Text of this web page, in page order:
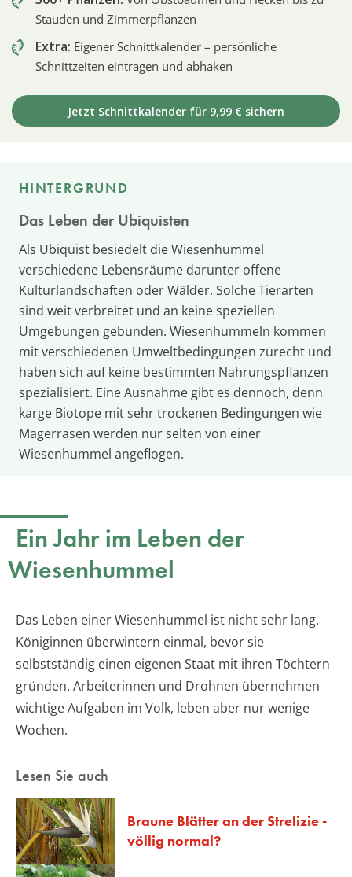
Stauden und Zimmerpflanzen
Extra: Eigener Schnittkalender – persönliche
Schnittzeiten eintragen und abhaken
Jetzt Schnittkalender für 9,99 € sichern
HINTERGRUND
Das Leben der Ubiquisten
Als Ubiquist besiedelt die Wiesenhummel
verschiedene Lebensräume darunter offene
Kulturlandschaften oder Wälder. Solche Tierarten
sind weit verbreitet und an keine speziellen
Umgebungen gebunden. Wiesenhummeln kommen
mit verschiedenen Umweltbedingungen zurecht und
haben sich auf keine bestimmten Nahrungspflanzen
spezialisiert. Eine Ausnahme gibt es dennoch, denn
karge Biotope mit sehr trockenen Bedingungen wie
Magerrasen werden nur selten von einer
Wiesenhummel angeflogen.
Ein Jahr im Leben der
Wiesenhummel
Das Leben einer Wiesenhummel ist nicht sehr lang.
Königinnen überwintern einmal, bevor sie
selbstständig einen eigenen Staat mit ihren Töchtern
gründen. Arbeiterinnen und Drohnen übernehmen
wichtige Aufgaben im Volk, leben aber nur wenige
Wochen.
Lesen Sie auch
Braune Blätter an der Strelizie -
völlig normal?